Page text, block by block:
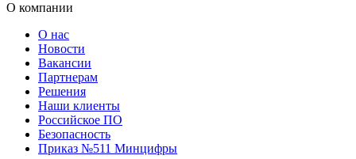
О компании
О нас
Новости
Вакансии
Партнерам
Решения
Наши клиенты
Российское ПО
Безопасность
Приказ №511 Минцифры